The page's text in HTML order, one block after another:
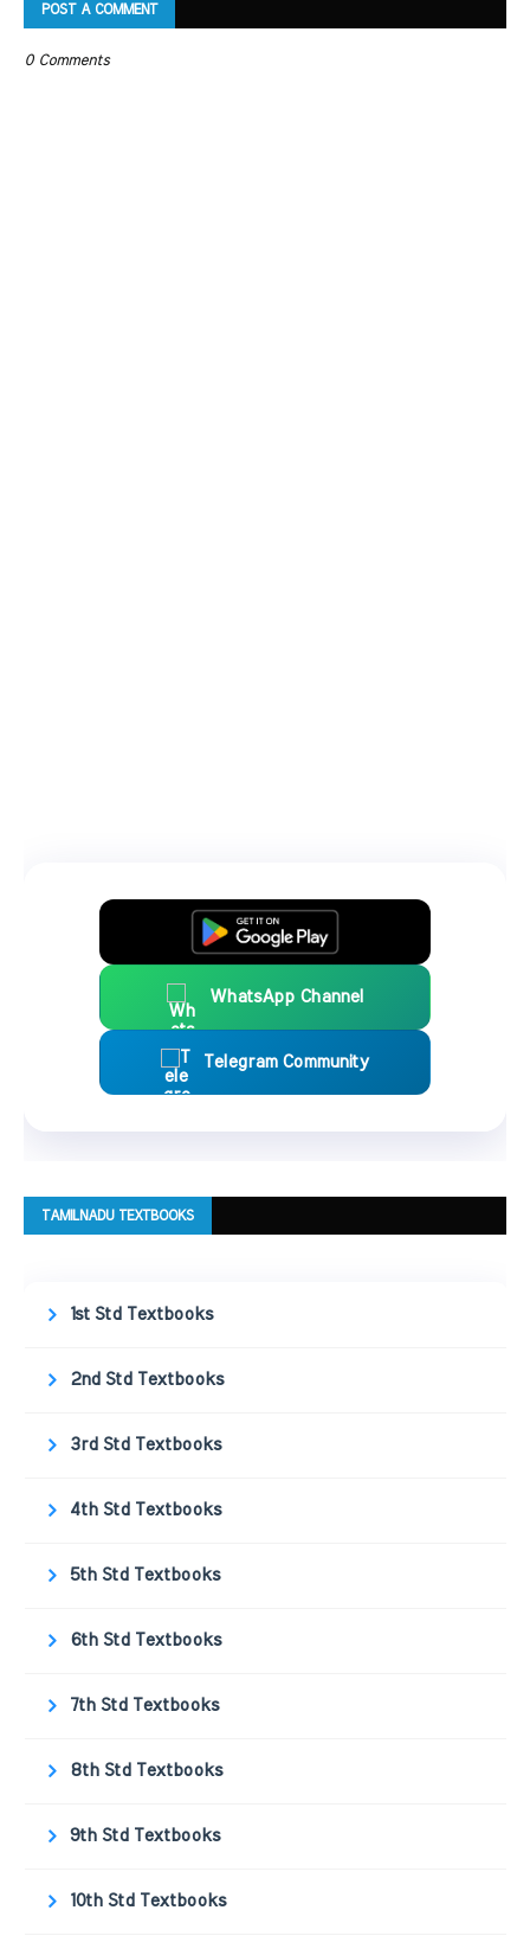
POST A COMMENT
0 Comments
WhatsApp Channel
Telegram Community
TAMILNADU TEXTBOOKS
1st Std Textbooks
2nd Std Textbooks
3rd Std Textbooks
4th Std Textbooks
5th Std Textbooks
6th Std Textbooks
7th Std Textbooks
8th Std Textbooks
9th Std Textbooks
10th Std Textbooks